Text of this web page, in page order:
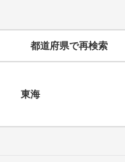
都道府県で再検索
東海